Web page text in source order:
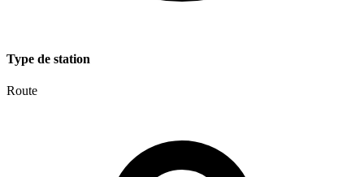
Type de station
Route